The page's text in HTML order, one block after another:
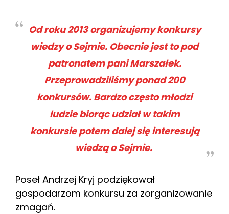
Od roku 2013 organizujemy konkursy
wiedzy o Sejmie. Obecnie jest to pod
patronatem pani Marszałek.
Przeprowadziliśmy ponad 200
konkursów. Bardzo często młodzi
ludzie biorąc udział w takim
konkursie potem dalej się interesują
wiedzą o Sejmie.
Poseł Andrzej Kryj podziękował
gospodarzom konkursu za zorganizowanie
zmagań.